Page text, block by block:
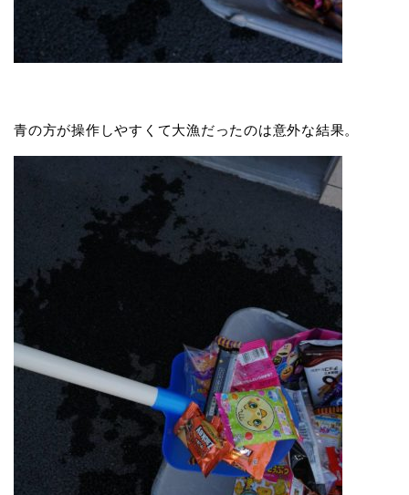
青の方が操作しやすくて大漁だったのは意外な結果。